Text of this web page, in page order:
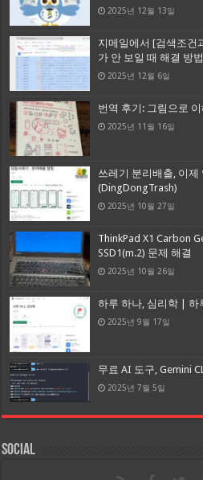
2025년 12월 13일
지메일에서 [검색조건
가 안 보일 때 해결 방법
2025년 12월 6일
번역 후기: 그림으로
2025년 11월 16일
쓰레기 분리배출, 이제
(DingDongTrash)
2025년 10월 27일
ThinkPad X1 Carbon
SSD1(m.2) 문제 해결
2025년 10월 26일
하루 하나, 심리학 | 하
2025년 9월 17일
무료 AI 도구, Gemini
2025년 7월 5일
Social